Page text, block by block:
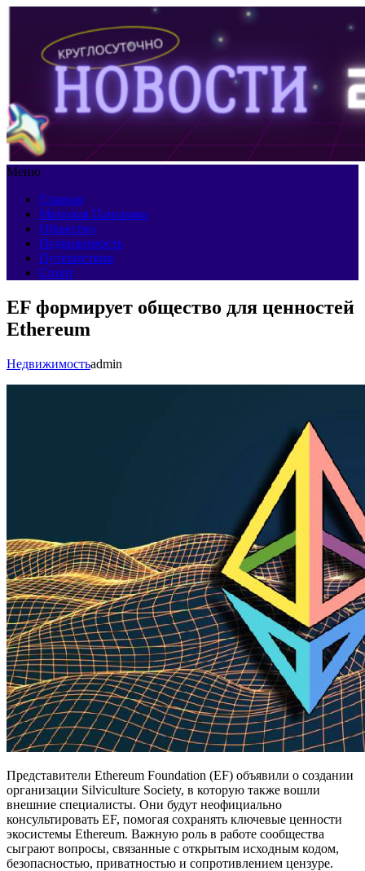
Меню
Главная
Мировая Панорама
Общество
Недвижимость
Путешествия
Спорт
EF формирует общество для ценностей
Ethereum
Недвижимостьadmin
Представители Ethereum Foundation (EF) объявили о создании
организации Silviculture Society, в которую также вошли
внешние специалисты. Они будут неофициально
консультировать EF, помогая сохранять ключевые ценности
экосистемы Ethereum. Важную роль в работе сообщества
сыграют вопросы, связанные с открытым исходным кодом,
безопасностью, приватностью и сопротивлением цензуре.